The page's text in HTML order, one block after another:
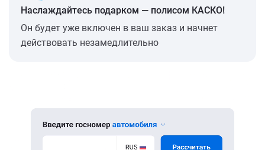
Наслаждайтесь подарком — полисом КАСКО!
Он будет уже включен в ваш заказ и начнет
действовать незамедлительно